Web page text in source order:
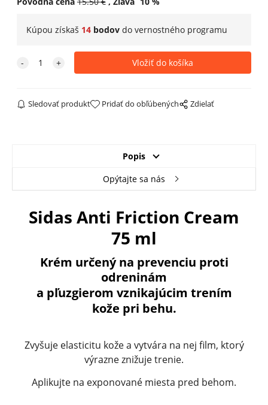
Kúpou získaš 14bodovdo vernostného programu
Sledovať produkt Pridať do obľúbených Zdielať
Popis
Opýtajte sa nás
Sidas Anti Friction Cream
75 ml
Krém určený na prevenciu proti
odreninám
a pľuzgierom vznikajúcim trením
kože pri behu.
Zvyšuje elasticitu kože a vytvára na nej film, ktorý
výrazne znižuje trenie.
Aplikujte na exponované miesta pred behom.